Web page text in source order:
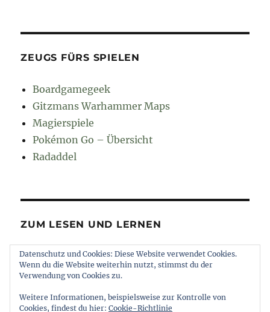
ZEUGS FÜRS SPIELEN
Boardgamegeek
Gitzmans Warhammer Maps
Magierspiele
Pokémon Go – Übersicht
Radaddel
ZUM LESEN UND LERNEN
Euroncap
Tong
Datenschutz und Cookies: Diese Website verwendet Cookies.
Wenn du die Website weiterhin nutzt, stimmst du der
Verwendung von Cookies zu.
Weitere Informationen, beispielsweise zur Kontrolle von
Cookies, findest du hier: Cookie-Richtlinie